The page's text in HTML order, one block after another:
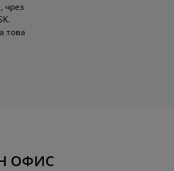
чрез
това
ОФИС